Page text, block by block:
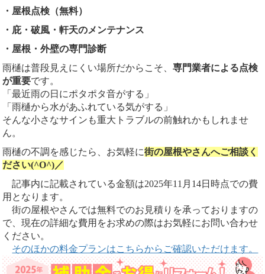
・屋根点検（無料）
・庇・破風・軒天のメンテナンス
・屋根・外壁の専門診断
雨樋は普段見えにくい場所だからこそ、専門業者による点検
が重要です。
「最近雨の日にポタポタ音がする」
「雨樋から水があふれている気がする」
そんな小さなサインも重大トラブルの前触れかもしれませ
ん。
雨樋の不調を感じたら、お気軽に街の屋根やさんへご相談く
ださい(^O^)／
記事内に記載されている金額は2025年11月14日時点での費
用となります。
街の屋根やさんでは無料でのお見積りを承っておりますの
で、現在の詳細な費用をお求めの際はお気軽にお問い合わせ
ください。
そのほかの料金プランはこちらからご確認いただけます。